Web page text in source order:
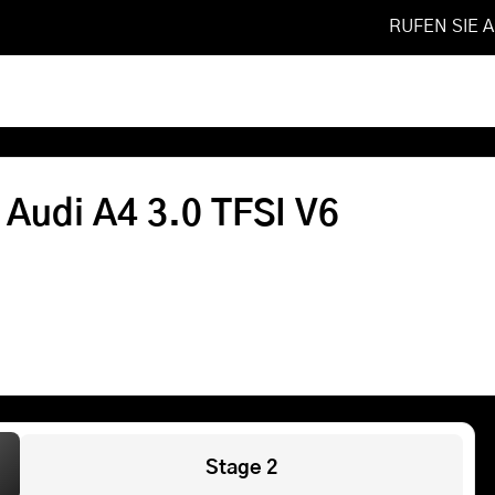
RUFEN
Softwareoptimierung
Shop
A4 3.0 TFSI V6
Stage 2